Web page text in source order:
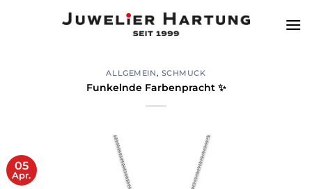
ALLGEMEIN, SCHMUCK
Funkelnde Farbenpracht ✨
05
Apr.